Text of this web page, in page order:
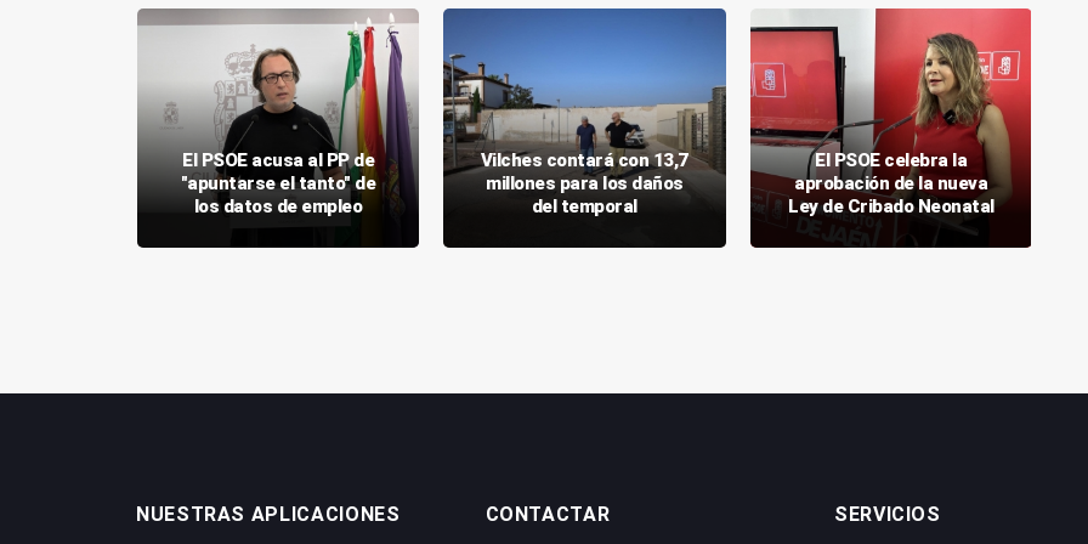
El PSOE acusa al PP de
"apuntarse el tanto" de
los datos de empleo
Vilches contará con 13,7
millones para los daños
del temporal
El PSOE celebra la
aprobación de la nueva
Ley de Cribado Neonatal
NUESTRAS APLICACIONES CONTACTAR SERVICIOS